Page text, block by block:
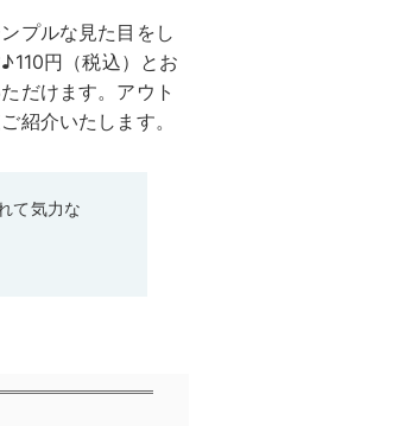
プルな見た目をし
円（税込）とお
だけます。アウト
紹介いたします。
て気力な